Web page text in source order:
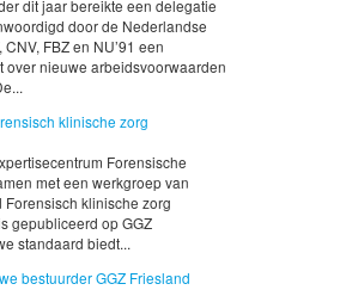
dit jaar bereikte een delegatie
door de Nederlandse
FBZ en NU’91 een
nieuwe arbeidsvoorwaarden
klinische zorg
Forensische
met een werkgroep van
klinische zorg
gepubliceerd op GGZ
standaard biedt...
bestuurder GGZ Friesland